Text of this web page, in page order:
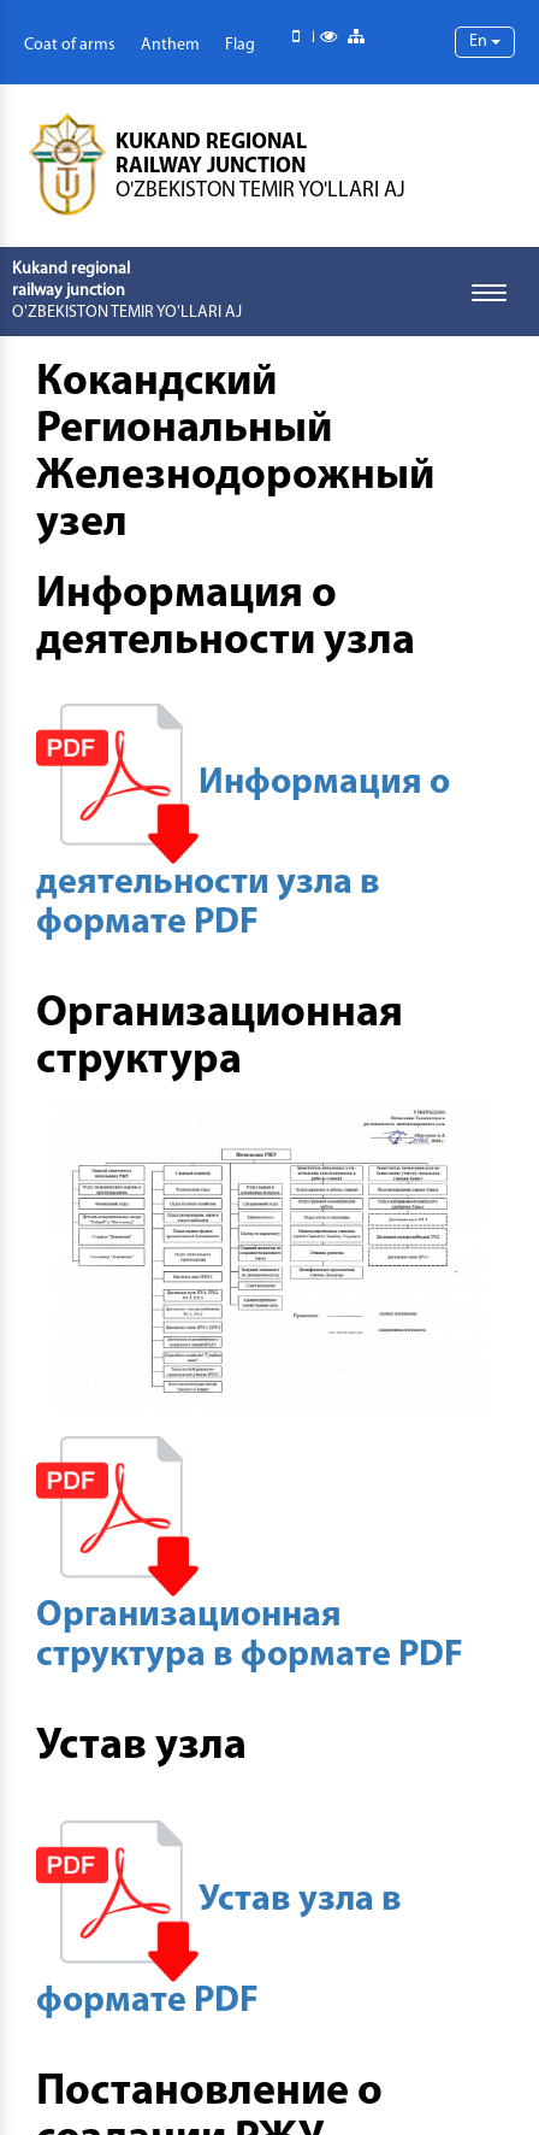
Coat of arms Anthem Flag Mobile version
Special abilities En
KUKAND REGIONAL
RAILWAY JUNCTION
O'ZBEKISTON TEMIR YO'LLARI AJ
Kukand regional
railway junction
O'ZBEKISTON TEMIR YO'LLARI AJ
Toggle
Кокандский
Региональный
Железнодорожный
узел
Информация о
деятельности узла
Информация о
деятельности узла в
формате PDF
Организационная
структура
Организационная
структура в формате PDF
Устав узла
Устав узла в
формате PDF
Постановление о